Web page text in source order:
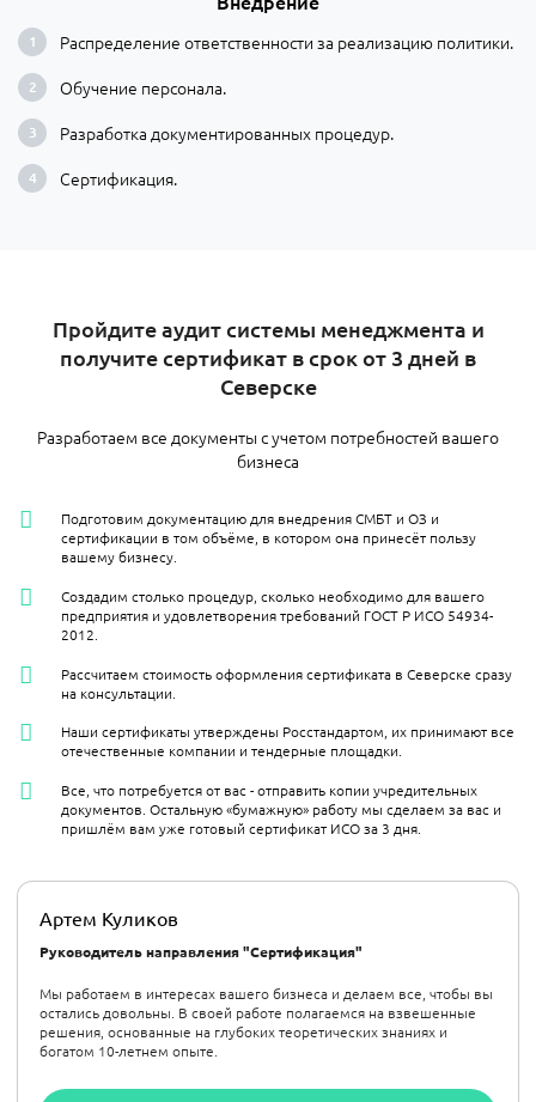
Распределение ответственности за реализацию политики.
Обучение персонала.
Разработка документированных процедур.
Сертификация.
Пройдите аудит системы менеджмента и
получите сертификат в срок от 3 дней в
Северске
Разработаем все документы с учетом потребностей вашего
бизнеса
Артем Куликов
Руководитель направления "Сертификация"
Мы работаем в интересах вашего бизнеса и делаем все, чтобы вы
остались довольны. В своей работе полагаемся на взвешенные
решения, основанные на глубоких теоретических знаниях и
богатом 10-летнем опыте.
Подготовим документацию для внедрения СМБТ и ОЗ и
сертификации в том объёме, в котором она принесёт пользу
вашему бизнесу.
Создадим столько процедур, сколько необходимо для вашего
предприятия и удовлетворения требований ГОСТ Р ИСО 54934-
2012.
Рассчитаем стоимость оформления сертификата в Северске сразу
на консультации.
Наши сертификаты утверждены Росстандартом, их принимают все
отечественные компании и тендерные площадки.
Все, что потребуется от вас - отправить копии учредительных
документов. Остальную «бумажную» работу мы сделаем за вас и
пришлём вам уже готовый сертификат ИСО за 3 дня.